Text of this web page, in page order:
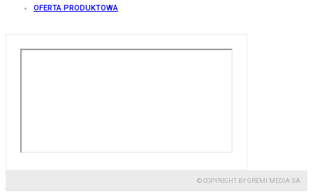
OFERTA PRODUKTOWA
© COPYRIGHT BY GREMI MEDIA SA